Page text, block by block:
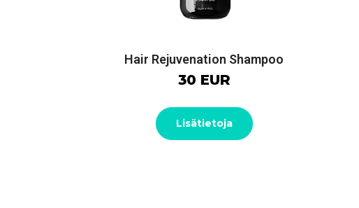
Hair Rejuvenation Shampoo
30 EUR
Lisätietoja